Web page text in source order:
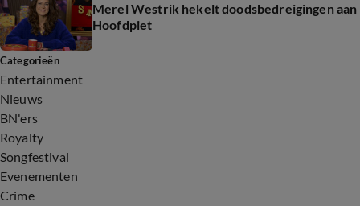
Merel Westrik hekelt doodsbedreigingen aan
Hoofdpiet
Categorieën
Entertainment
Nieuws
BN'ers
Royalty
Songfestival
Evenementen
Crime